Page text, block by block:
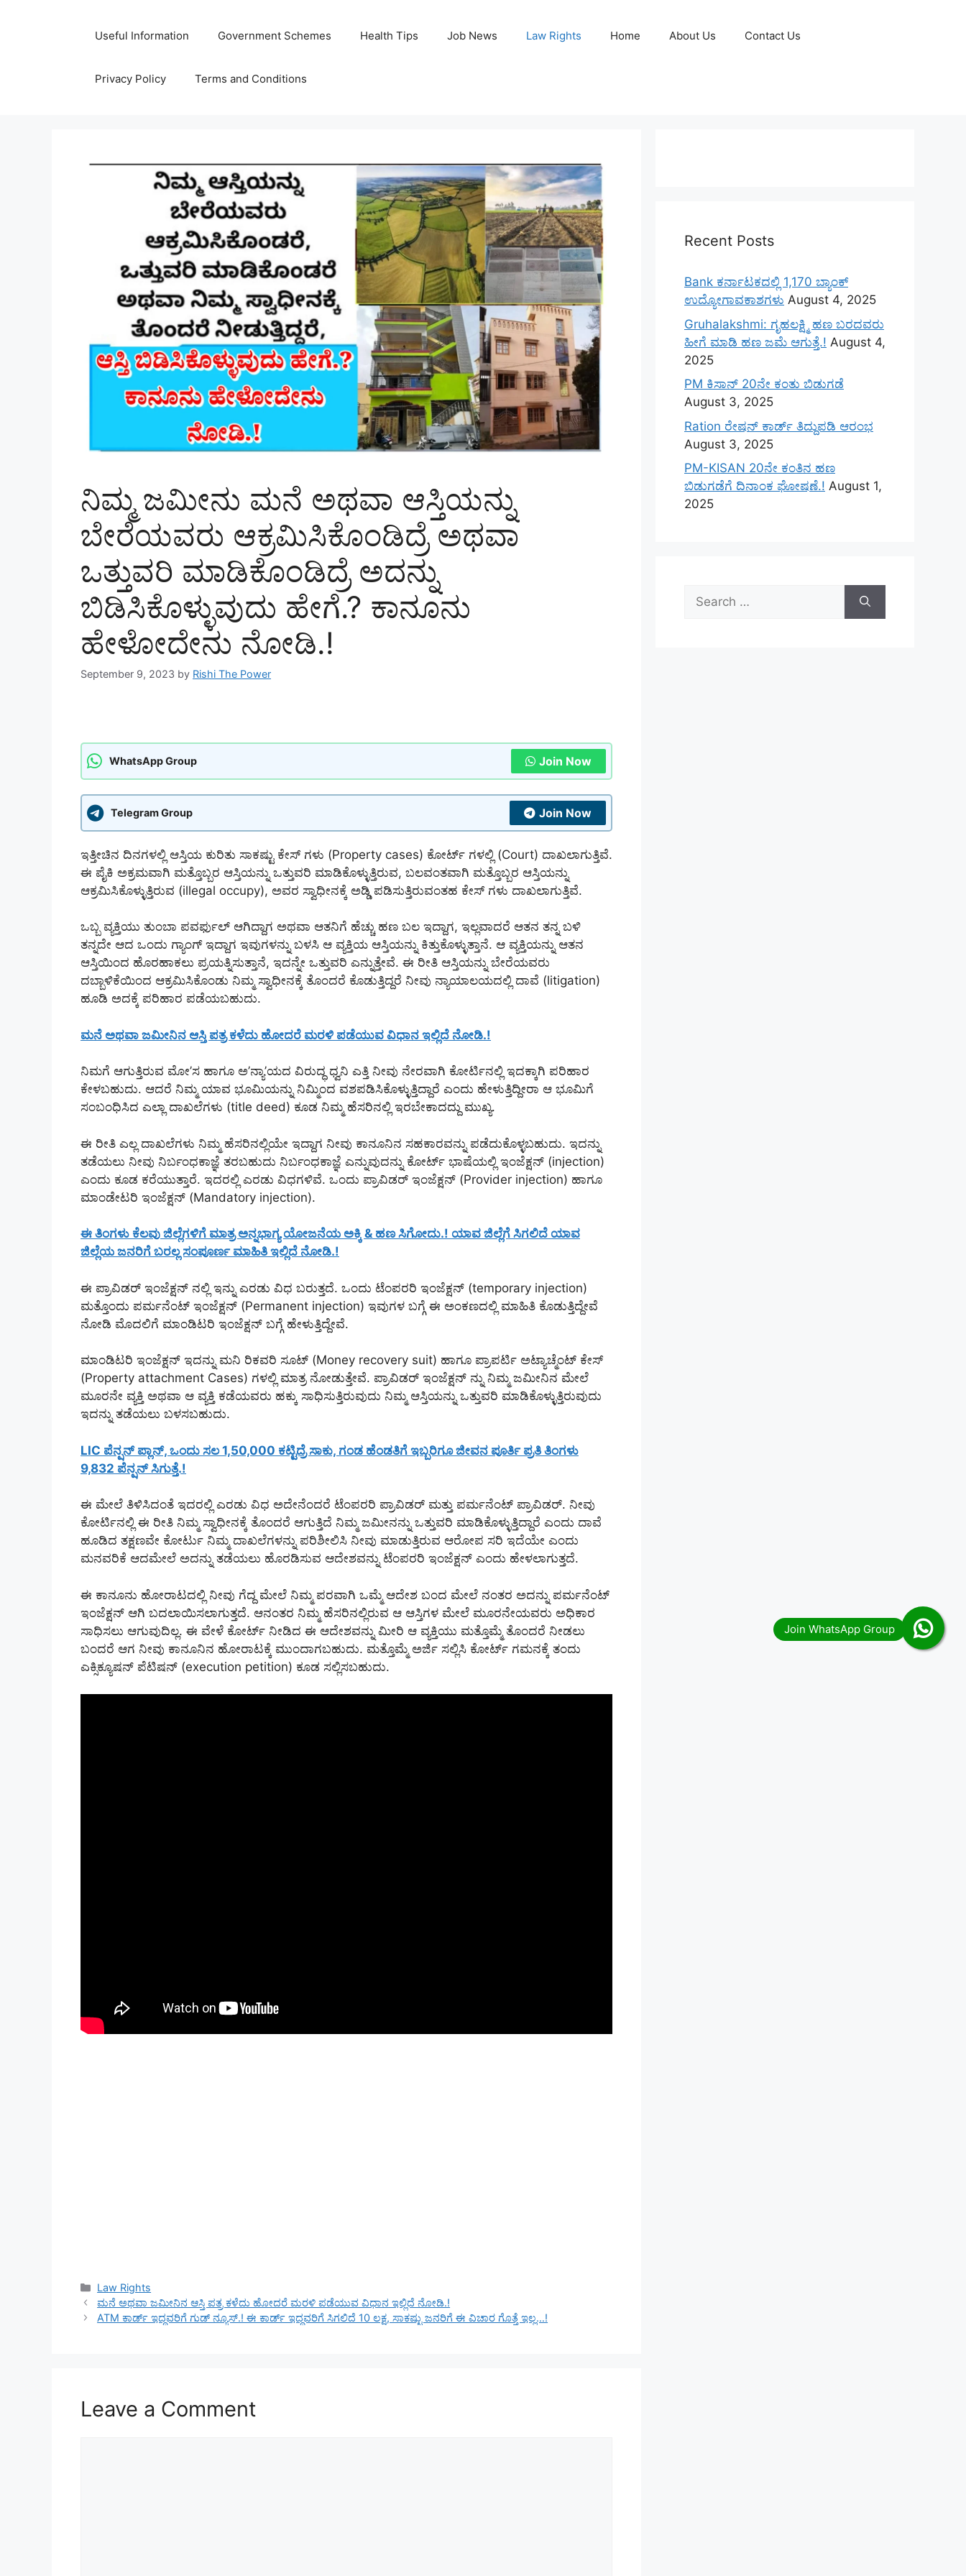
Useful Information Government Schemes Health Tips Job News Law Rights Home About Us Contact Us
Privacy Policy Terms and Conditions
ನಿಮ್ಮ ಜಮೀನು ಮನೆ ಅಥವಾ ಆಸ್ತಿಯನ್ನು
ಬೇರೆಯವರು ಆಕ್ರಮಿಸಿಕೊಂಡಿದ್ರೆ ಅಥವಾ
ಒತ್ತುವರಿ ಮಾಡಿಕೊಂಡಿದ್ರೆ ಅದನ್ನು
ಬಿಡಿಸಿಕೊಳ್ಳುವುದು ಹೇಗೆ.? ಕಾನೂನು
ಹೇಳೋದೇನು ನೋಡಿ.!
September 9, 2023 by Rishi The Power
WhatsApp Group Join Now
Telegram Group Join Now
ಇತ್ತೀಚಿನ ದಿನಗಳಲ್ಲಿ ಆಸ್ತಿಯ ಕುರಿತು ಸಾಕಷ್ಟು ಕೇಸ್ ಗಳು (Property cases) ಕೋರ್ಟ್ ಗಳಲ್ಲಿ (Court) ದಾಖಲಾಗುತ್ತಿವೆ.
ಈ ಪೈಕಿ ಅಕ್ರಮವಾಗಿ ಮತ್ತೊಬ್ಬರ ಆಸ್ತಿಯನ್ನು ಒತ್ತುವರಿ ಮಾಡಿಕೊಳ್ಳುತ್ತಿರುವ, ಬಲವಂತವಾಗಿ ಮತ್ತೊಬ್ಬರ ಆಸ್ತಿಯನ್ನು
ಆಕ್ರಮಿಸಿಕೊಳ್ಳುತ್ತಿರುವ (illegal occupy), ಅವರ ಸ್ವಾಧೀನಕ್ಕೆ ಅಡ್ಡಿ ಪಡಿಸುತ್ತಿರುವಂತಹ ಕೇಸ್ ಗಳು ದಾಖಲಾಗುತ್ತಿವೆ.
ಒಬ್ಬ ವ್ಯಕ್ತಿಯು ತುಂಬಾ ಪವರ್ಫುಲ್ ಆಗಿದ್ದಾಗ ಅಥವಾ ಆತನಿಗೆ ಹೆಚ್ಚು ಹಣ ಬಲ ಇದ್ದಾಗ, ಇಲ್ಲವಾದರೆ ಆತನ ತನ್ನ ಬಳಿ
ತನ್ನದೇ ಆದ ಒಂದು ಗ್ಯಾಂಗ್ ಇದ್ದಾಗ ಇವುಗಳನ್ನು ಬಳಸಿ ಆ ವ್ಯಕ್ತಿಯ ಆಸ್ತಿಯನ್ನು ಕಿತ್ತುಕೊಳ್ಳುತ್ತಾನೆ. ಆ ವ್ಯಕ್ತಿಯನ್ನು ಆತನ
ಆಸ್ತಿಯಿಂದ ಹೊರಹಾಕಲು ಪ್ರಯತ್ನಿಸುತ್ತಾನೆ, ಇದನ್ನೇ ಒತ್ತುವರಿ ಎನ್ನುತ್ತೇವೆ. ಈ ರೀತಿ ಆಸ್ತಿಯನ್ನು ಬೇರೆಯವರು
ದಬ್ಬಾಳಿಕೆಯಿಂದ ಆಕ್ರಮಿಸಿಕೊಂಡು ನಿಮ್ಮ ಸ್ವಾಧೀನಕ್ಕೆ ತೊಂದರೆ ಕೊಡುತ್ತಿದ್ದರೆ ನೀವು ನ್ಯಾಯಾಲಯದಲ್ಲಿ ದಾವೆ (litigation)
ಹೂಡಿ ಅದಕ್ಕೆ ಪರಿಹಾರ ಪಡೆಯಬಹುದು.
ಮನೆ ಅಥವಾ ಜಮೀನಿನ ಆಸ್ತಿ ಪತ್ರ ಕಳೆದು ಹೋದರೆ ಮರಳಿ ಪಡೆಯುವ ವಿಧಾನ ಇಲ್ಲಿದೆ ನೋಡಿ.!
ನಿಮಗೆ ಆಗುತ್ತಿರುವ ಮೋ’ಸ ಹಾಗೂ ಅ’ನ್ಯಾ’ಯದ ವಿರುದ್ಧ ಧ್ವನಿ ಎತ್ತಿ ನೀವು ನೇರವಾಗಿ ಕೋರ್ಟಿನಲ್ಲಿ ಇದಕ್ಕಾಗಿ ಪರಿಹಾರ
ಕೇಳಬಹುದು. ಆದರೆ ನಿಮ್ಮ ಯಾವ ಭೂಮಿಯನ್ನು ನಿಮ್ಮಿಂದ ವಶಪಡಿಸಿಕೊಳ್ಳುತ್ತಿದ್ದಾರೆ ಎಂದು ಹೇಳುತ್ತಿದ್ದೀರಾ ಆ ಭೂಮಿಗೆ
ಸಂಬಂಧಿಸಿದ ಎಲ್ಲಾ ದಾಖಲೆಗಳು (title deed) ಕೂಡ ನಿಮ್ಮ ಹೆಸರಿನಲ್ಲಿ ಇರಬೇಕಾದದ್ದು ಮುಖ್ಯ.
ಈ ರೀತಿ ಎಲ್ಲ ದಾಖಲೆಗಳು ನಿಮ್ಮ ಹೆಸರಿನಲ್ಲಿಯೇ ಇದ್ದಾಗ ನೀವು ಕಾನೂನಿನ ಸಹಕಾರವನ್ನು ಪಡೆದುಕೊಳ್ಳಬಹುದು. ಇದನ್ನು
ತಡೆಯಲು ನೀವು ನಿರ್ಬಂಧಕಾಜ್ಞೆ ತರಬಹುದು ನಿರ್ಬಂಧಕಾಜ್ಞೆ ಎನ್ನುವುದನ್ನು ಕೋರ್ಟ್ ಭಾಷೆಯಲ್ಲಿ ಇಂಜೆಕ್ಷನ್ (injection)
ಎಂದು ಕೂಡ ಕರೆಯುತ್ತಾರೆ. ಇದರಲ್ಲಿ ಎರಡು ವಿಧಗಳಿವೆ. ಒಂದು ಪ್ರಾವಿಡರ್ ಇಂಜೆಕ್ಷನ್ (Provider injection) ಹಾಗೂ
ಮಾಂಡೇಟರಿ ಇಂಜೆಕ್ಷನ್ (Mandatory injection).
ಈ ತಿಂಗಳು ಕೆಲವು ಜಿಲ್ಲೆಗಳಿಗೆ ಮಾತ್ರ ಅನ್ನಭಾಗ್ಯ ಯೋಜನೆಯ ಅಕ್ಕಿ & ಹಣ ಸಿಗೋದು.! ಯಾವ ಜಿಲ್ಲೆಗೆ ಸಿಗಲಿದೆ ಯಾವ
ಜಿಲ್ಲೆಯ ಜನರಿಗೆ ಬರಲ್ಲ ಸಂಪೂರ್ಣ ಮಾಹಿತಿ ಇಲ್ಲಿದೆ ನೋಡಿ.!
ಈ ಪ್ರಾವಿಡರ್ ಇಂಜೆಕ್ಷನ್ ನಲ್ಲಿ ಇನ್ನು ಎರಡು ವಿಧ ಬರುತ್ತದೆ. ಒಂದು ಟೆಂಪರರಿ ಇಂಜೆಕ್ಷನ್ (temporary injection)
ಮತ್ತೊಂದು ಪರ್ಮನೆಂಟ್ ಇಂಜೆಕ್ಷನ್ (Permanent injection) ಇವುಗಳ ಬಗ್ಗೆ ಈ ಅಂಕಣದಲ್ಲಿ ಮಾಹಿತಿ ಕೊಡುತ್ತಿದ್ದೇವೆ
ನೋಡಿ ಮೊದಲಿಗೆ ಮಾಂಡಿಟರಿ ಇಂಜೆಕ್ಷನ್ ಬಗ್ಗೆ ಹೇಳುತ್ತಿದ್ದೇವೆ.
ಮಾಂಡಿಟರಿ ಇಂಜೆಕ್ಷನ್ ಇದನ್ನು ಮನಿ ರಿಕವರಿ ಸೂಟ್ (Money recovery suit) ಹಾಗೂ ಪ್ರಾಪರ್ಟಿ ಅಟ್ಯಾಚ್ಮೆಂಟ್ ಕೇಸ್
(Property attachment Cases) ಗಳಲ್ಲಿ ಮಾತ್ರ ನೋಡುತ್ತೇವೆ. ಪ್ರಾವಿಡರ್ ಇಂಜೆಕ್ಷನ್ ನ್ನು ನಿಮ್ಮ ಜಮೀನಿನ ಮೇಲೆ
ಮೂರನೇ ವ್ಯಕ್ತಿ ಅಥವಾ ಆ ವ್ಯಕ್ತಿ ಕಡೆಯವರು ಹಕ್ಕು ಸಾಧಿಸುತ್ತಿರುವುದು ನಿಮ್ಮ ಆಸ್ತಿಯನ್ನು ಒತ್ತುವರಿ ಮಾಡಿಕೊಳ್ಳುತ್ತಿರುವುದು
ಇದನ್ನು ತಡೆಯಲು ಬಳಸಬಹುದು.
LIC ಪೆನ್ಷನ್ ಪ್ಲಾನ್, ಒಂದು ಸಲ 1,50,000 ಕಟ್ಟಿದ್ರೆ ಸಾಕು, ಗಂಡ ಹೆಂಡತಿಗೆ ಇಬ್ಬರಿಗೂ ಜೀವನ ಪೂರ್ತಿ ಪ್ರತಿ ತಿಂಗಳು
9,832 ಪೆನ್ಷನ್ ಸಿಗುತ್ತೆ.!
ಈ ಮೇಲೆ ತಿಳಿಸಿದಂತೆ ಇದರಲ್ಲಿ ಎರಡು ವಿಧ ಅದೇನೆಂದರೆ ಟೆಂಪರರಿ ಪ್ರಾವಿಡರ್ ಮತ್ತು ಪರ್ಮನೆಂಟ್ ಪ್ರಾವಿಡರ್. ನೀವು
ಕೋರ್ಟಿನಲ್ಲಿ ಈ ರೀತಿ ನಿಮ್ಮ ಸ್ವಾಧೀನಕ್ಕೆ ತೊಂದರೆ ಆಗುತ್ತಿದೆ ನಿಮ್ಮ ಜಮೀನನ್ನು ಒತ್ತುವರಿ ಮಾಡಿಕೊಳ್ಳುತ್ತಿದ್ದಾರೆ ಎಂದು ದಾವೆ
ಹೂಡಿದ ತಕ್ಷಣವೇ ಕೋರ್ಟು ನಿಮ್ಮ ದಾಖಲೆಗಳನ್ನು ಪರಿಶೀಲಿಸಿ ನೀವು ಮಾಡುತ್ತಿರುವ ಆರೋಪ ಸರಿ ಇದೆಯೇ ಎಂದು
ಮನವರಿಕೆ ಆದಮೇಲೆ ಅದನ್ನು ತಡೆಯಲು ಹೊರಡಿಸುವ ಆದೇಶವನ್ನು ಟೆಂಪರರಿ ಇಂಜೆಕ್ಷನ್ ಎಂದು ಹೇಳಲಾಗುತ್ತದೆ.
ಈ ಕಾನೂನು ಹೋರಾಟದಲ್ಲಿ ನೀವು ಗೆದ್ದ ಮೇಲೆ ನಿಮ್ಮ ಪರವಾಗಿ ಒಮ್ಮೆ ಆದೇಶ ಬಂದ ಮೇಲೆ ನಂತರ ಅದನ್ನು ಪರ್ಮನೆಂಟ್
ಇಂಜೆಕ್ಷನ್ ಆಗಿ ಬದಲಾಯಿಸಲಾಗುತ್ತದೆ. ಆನಂತರ ನಿಮ್ಮ ಹೆಸರಿನಲ್ಲಿರುವ ಆ ಆಸ್ತಿಗಳ ಮೇಲೆ ಮೂರನೇಯವರು ಅಧಿಕಾರ
ಸಾಧಿಸಲು ಆಗುವುದಿಲ್ಲ. ಈ ವೇಳೆ ಕೋರ್ಟ್ ನೀಡಿದ ಈ ಆದೇಶವನ್ನು ಮೀರಿ ಆ ವ್ಯಕ್ತಿಯು ಮತ್ತೊಮ್ಮೆ ತೊಂದರೆ ನೀಡಲು
ಬಂದರೆ ಆಗ ನೀವು ಕಾನೂನಿನ ಹೋರಾಟಕ್ಕೆ ಮುಂದಾಗಬಹುದು. ಮತ್ತೊಮ್ಮೆ ಅರ್ಜಿ ಸಲ್ಲಿಸಿ ಕೋರ್ಟ್ ಗಮನಕ್ಕೆ ತಂದು
ಎಕ್ಸಿಕ್ಯೂಷನ್ ಪೆಟಿಷನ್ (execution petition) ಕೂಡ ಸಲ್ಲಿಸಬಹುದು.
Categories
Law Rights
ಮನೆ ಅಥವಾ ಜಮೀನಿನ ಆಸ್ತಿ ಪತ್ರ ಕಳೆದು ಹೋದರೆ ಮರಳಿ ಪಡೆಯುವ ವಿಧಾನ ಇಲ್ಲಿದೆ ನೋಡಿ.!
ATM ಕಾರ್ಡ್ ಇದ್ದವರಿಗೆ ಗುಡ್ ನ್ಯೂಸ್.! ಈ ಕಾರ್ಡ್ ಇದ್ದವರಿಗೆ ಸಿಗಲಿದೆ 10 ಲಕ್ಷ, ಸಾಕಷ್ಟು ಜನರಿಗೆ ಈ ವಿಚಾರ ಗೊತ್ತೆ ಇಲ್ಲ…!
Leave a Comment
Recent Posts
Bank ಕರ್ನಾಟಕದಲ್ಲಿ 1,170 ಬ್ಯಾಂಕ್
ಉದ್ಯೋಗಾವಕಾಶಗಳು August 4, 2025
Gruhalakshmi: ಗೃಹಲಕ್ಷ್ಮಿ ಹಣ ಬರದವರು
ಹೀಗೆ ಮಾಡಿ ಹಣ ಜಮೆ‌ ಆಗುತ್ತೆ.! August 4,
2025
PM ಕಿಸಾನ್ 20ನೇ ಕಂತು ಬಿಡುಗಡೆ
August 3, 2025
Ration ರೇಷನ್ ಕಾರ್ಡ್ ತಿದ್ದುಪಡಿ ಆರಂಭ
August 3, 2025
PM-KISAN 20ನೇ ಕಂತಿನ ಹಣ
ಬಿಡುಗಡೆಗೆ ದಿನಾಂಕ ಘೋಷಣೆ.! August 1,
2025
Search
for: